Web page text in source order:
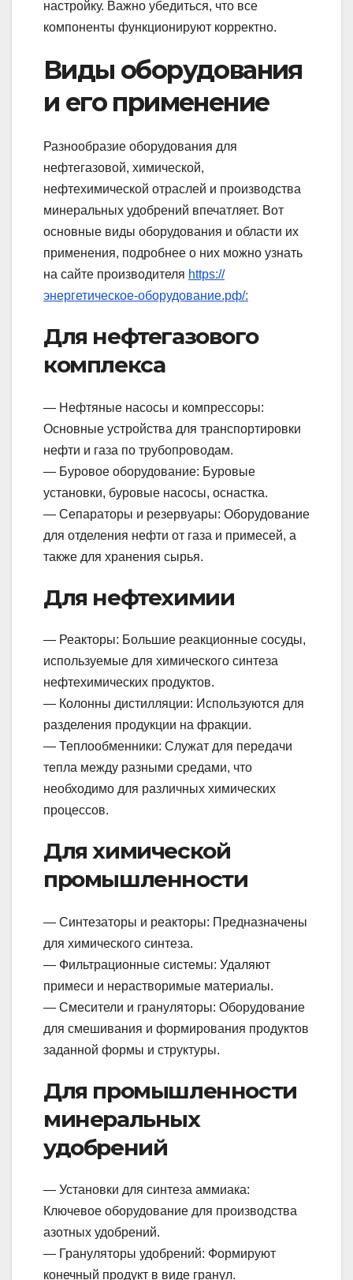
настройку. Важно убедиться, что все
компоненты функционируют корректно.
Виды оборудования
и его применение
Разнообразие оборудования для
нефтегазовой, химической,
нефтехимической отраслей и производства
минеральных удобрений впечатляет. Вот
основные виды оборудования и области их
применения, подробнее о них можно узнать
на сайте производителя https://
энергетическое-оборудование.рф/:
Для нефтегазового
комплекса
— Нефтяные насосы и компрессоры:
Основные устройства для транспортировки
нефти и газа по трубопроводам.
— Буровое оборудование: Буровые
установки, буровые насосы, оснастка.
— Сепараторы и резервуары: Оборудование
для отделения нефти от газа и примесей, а
также для хранения сырья.
Для нефтехимии
— Реакторы: Большие реакционные сосуды,
используемые для химического синтеза
нефтехимических продуктов.
— Колонны дистилляции: Используются для
разделения продукции на фракции.
— Теплообменники: Служат для передачи
тепла между разными средами, что
необходимо для различных химических
процессов.
Для химической
промышленности
— Синтезаторы и реакторы: Предназначены
для химического синтеза.
— Фильтрационные системы: Удаляют
примеси и нерастворимые материалы.
— Смесители и грануляторы: Оборудование
для смешивания и формирования продуктов
заданной формы и структуры.
Для промышленности
минеральных
удобрений
— Установки для синтеза аммиака:
Ключевое оборудование для производства
азотных удобрений.
— Грануляторы удобрений: Формируют
конечный продукт в виде гранул.